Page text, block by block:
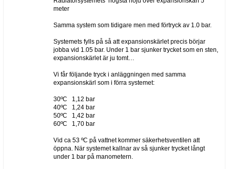
meter
Samma system som tidigare men med förtryck av 1.0 bar.
Systemets fylls på så att expansionskärlet precis börjar
jobba vid 1.05 bar. Under 1 bar sjunker trycket som en sten,
expansionskärlet är ju tomt…
Vi får följande tryck i anläggningen med samma
expansionskärl som i förra systemet:
30ºC 1,12 bar
40ºC 1,24 bar
50ºC 1,42 bar
60ºC 1,70 bar
Vid ca 53 ºC på vattnet kommer säkerhetsventilen att
öppna. När systemet kallnar av så sjunker trycket långt
under 1 bar på manometern.